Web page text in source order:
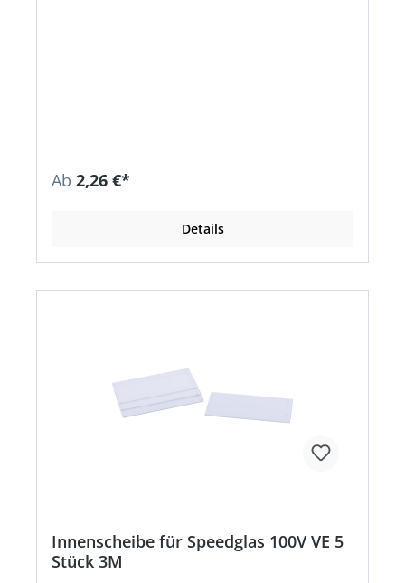
Ab 2,26 €*
Details
Innenscheibe für Speedglas 100V VE 5
Stück 3M